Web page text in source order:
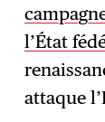
l’État
attaque